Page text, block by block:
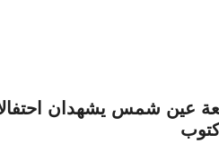
عين شمس يشهدان